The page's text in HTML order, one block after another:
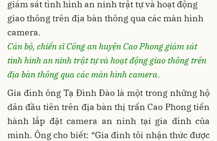
Cán bộ, chiến sĩ Công an huyện Cao Phong giám sát
tình hình an ninh trật tự và hoạt động giao thông trên
địa bàn thông quacác màn hình camera.
Gia đình ông Tạ Đình Đào là một trong những hộ
dân đầu tiên trên địa bàn thị trấn Cao Phong tiến
hành lắp đặt camera an ninh tại gia đình của
mình. Ông cho biết: “Gia đình tôi nhận thức được